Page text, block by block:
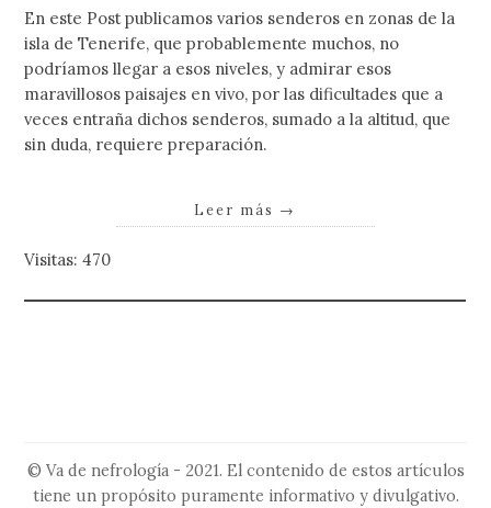
En este Post publicamos varios senderos en zonas de la
isla de Tenerife, que probablemente muchos, no
podríamos llegar a esos niveles, y admirar esos
maravillosos paisajes en vivo, por las dificultades que a
veces entraña dichos senderos, sumado a la altitud, que
sin duda, requiere preparación.
Leer más →
Visitas: 470
© Va de nefrología - 2021. El contenido de estos artículos
tiene un propósito puramente informativo y divulgativo.